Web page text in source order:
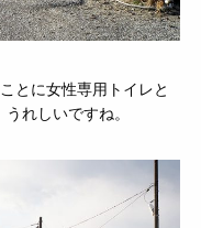
とに女性専用トイレと
れしいですね。